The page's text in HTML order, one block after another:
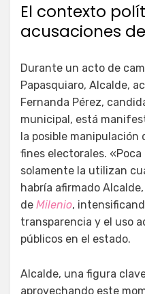
El contexto
acusaciones
Durante un acto de
Papasquiaro, Alcalde,
Fernanda Pérez,
municipal, está
la posible manipulación
fines electorales.
solamente la utilizan
habría afirmado
de Milenio,
transparencia y el uso
públicos en el estado.
Alcalde, una figura
aprovechando este